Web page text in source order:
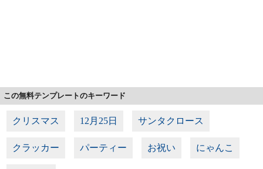
この無料テンプレートのキーワード
クリスマス 12月25日 サンタクロース
クラッカー パーティー お祝い にゃんこ